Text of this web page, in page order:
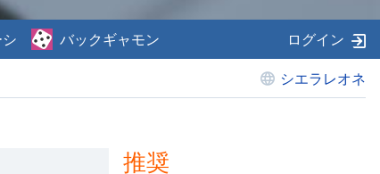
シエラレオネ
バックギャモン ログイン
推奨